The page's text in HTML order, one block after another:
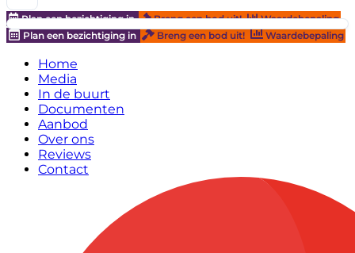
Plan een bezichtiging in Breng een bod uit!
Waardebepaling
Plan een bezichtiging in
Breng een bod uit! Waardebepaling
Home
Media
In de buurt
Documenten
Aanbod
Over ons
Reviews
Contact